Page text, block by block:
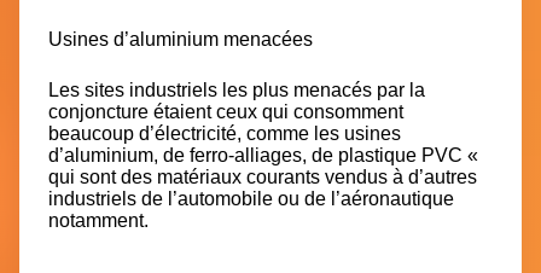
Usines d’aluminium menacées
Les sites industriels les plus menacés par la
conjoncture étaient ceux qui consomment
beaucoup d’électricité, comme les usines
d’aluminium, de ferro-alliages, de plastique PVC «
qui sont des matériaux courants vendus à d’autres
industriels de l’automobile ou de l’aéronautique
notamment.